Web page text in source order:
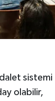
sistemi
olabilir,